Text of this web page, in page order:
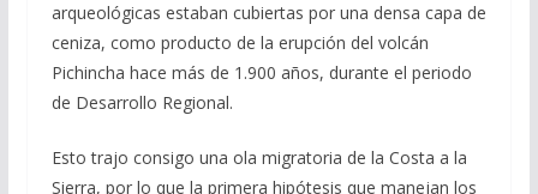
arqueológicas estaban cubiertas por una densa capa de
ceniza, como producto de la erupción del volcán
Pichincha hace más de 1.900 años, durante el periodo
de Desarrollo Regional.
Esto trajo consigo una ola migratoria de la Costa a la
Sierra, por lo que la primera hipótesis que manejan los